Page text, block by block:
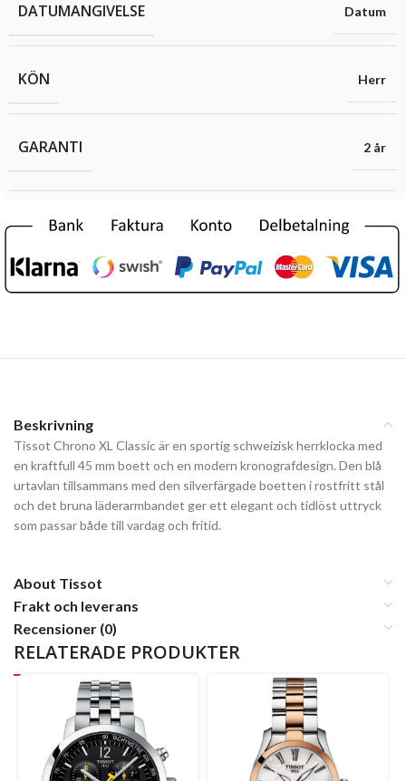
DATUMANGIVELSE Datum
KÖN Herr
GARANTI 2 år
Beskrivning
Tissot Chrono XL Classic är en sportig schweizisk herrklocka med
en kraftfull 45 mm boett och en modern kronografdesign. Den blå
urtavlan tillsammans med den silverfärgade boetten i rostfritt stål
och det bruna läderarmbandet ger ett elegant och tidlöst uttryck
som passar både till vardag och fritid.
About Tissot
Frakt och leverans
Recensioner (0)
RELATERADE PRODUKTER